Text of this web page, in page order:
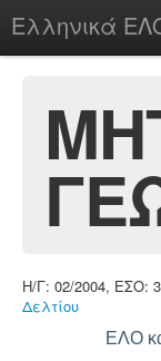
Ελληνικά
chesstu.be @
Login
Η/Γ: 02/2004, ΕΣΟ:
Δελτίου
ΕΛΟ